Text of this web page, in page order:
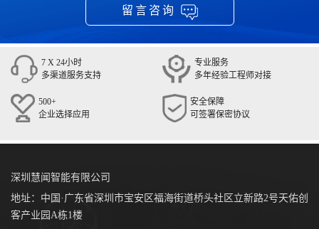
留言咨询
7 X 24小时
多渠道服务支持
专业服务
多年经验工程师对接
500+
企业选择应用
安全保障
可签署保密协议
深圳慧闻智能有限公司
地址：中国·广东省深圳市宝安区福海街道桥头社区立新路2号天佑创
客产业园A栋1楼